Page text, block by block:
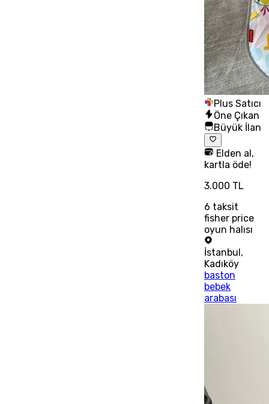
Plus Satıcı
Öne Çıkan
Büyük İlan
Elden al,
kartla öde!
3.000 TL
6 taksit
fisher price
oyun halısı
İstanbul,
Kadıköy
baston
bebek
arabası